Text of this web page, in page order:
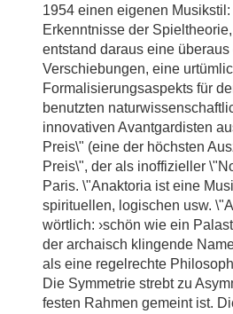
1954 einen eigenen
Erkenntnisse der
entstand daraus eine
Verschiebungen, eine
Formalisierungsaspekts für
benutzten
innovativen Avantgardisten
Preis\" (eine der höchsten
Preis\", der als inoffizieller
Paris. \"Anaktoria ist eine
spirituellen, logischen usw.
wörtlich: ›schön wie ein
der archaisch klingende
als eine regelrechte
Die Symmetrie strebt zu
festen Rahmen gemeint ist.